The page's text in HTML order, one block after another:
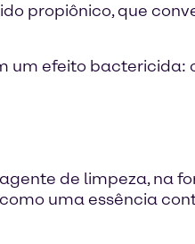
propiônico, que
efeito bactericida:
de limpeza, na
uma essência